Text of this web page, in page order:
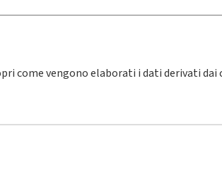
come vengono elaborati i dati derivati